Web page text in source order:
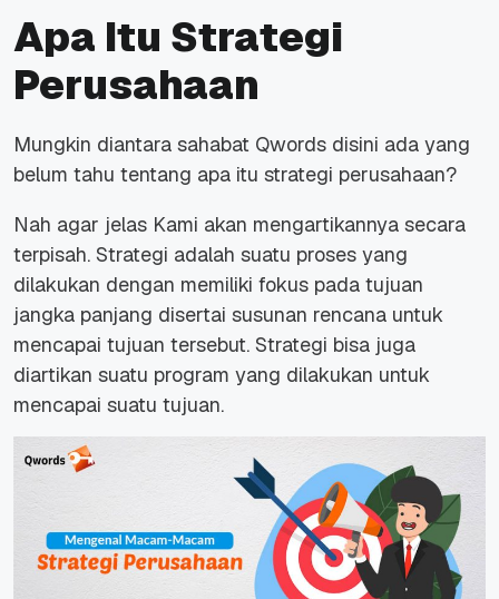
Apa Itu Strategi
Perusahaan
Mungkin diantara sahabat Qwords disini ada yang
belum tahu tentang apa itu strategi perusahaan?
Nah agar jelas Kami akan mengartikannya secara
terpisah. Strategi adalah suatu proses yang
dilakukan dengan memiliki fokus pada tujuan
jangka panjang disertai susunan rencana untuk
mencapai tujuan tersebut. Strategi bisa juga
diartikan suatu program yang dilakukan untuk
mencapai suatu tujuan.